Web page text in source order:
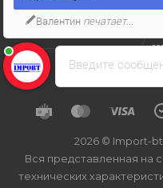
2026 © Import-
Вся представленная на
технических
Введите
Валентин печатает...